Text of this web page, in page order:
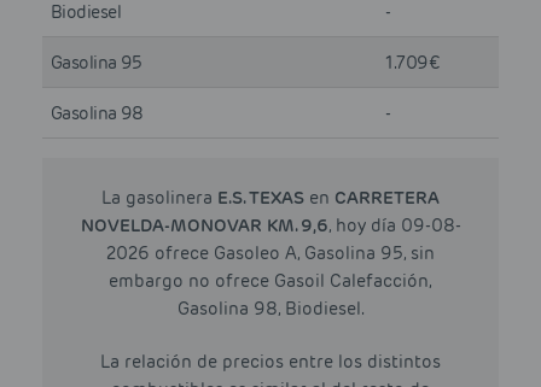
Biodiesel -
Gasolina 95 1.709€
Gasolina 98 -
La gasolinera E.S. TEXAS en CARRETERA
NOVELDA-MONOVAR KM. 9,6, hoy día 09-08-
2026 ofrece Gasoleo A, Gasolina 95, sin
embargo no ofrece Gasoil Calefacción,
Gasolina 98, Biodiesel.
La relación de precios entre los distintos